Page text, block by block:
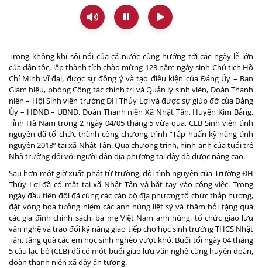
Trong không khí sôi nổi của cả nước cùng hướng tới các ngày lễ lớn
của dân tộc, lập thành tích chào mừng 123 năm ngày sinh Chủ tịch Hồ
Chí Minh vĩ đại, được sự đồng ý và tạo điều kiện của Đảng Ủy – Ban
Giám hiệu, phòngCông tác chính trị và Quản lý sinh viên, Đoàn Thanh
niên – Hội Sinh viên trường ĐH Thủy Lợi và được sự giúp đỡ của Đảng
Ủy – HĐND – UBND, Đoàn Thanh niên Xã Nhật Tân, Huyện Kim Bảng,
Tỉnh Hà Nam trong 2 ngày 04/05tháng 5 vừa qua, CLB Sinh viên tình
nguyện đã tổ chức thành công chương trình “Tập huấn kỹ năng tình
nguyện 2013” tạixã Nhật Tân. Qua chương trình, hình ảnh của tuổi trẻ
Nhà trường đối với người dân địa phương tại đây đã được nâng cao.
Sau hơn một giờ xuất phát từ trường, đội tình nguyện của Trường ĐH
Thủy Lợi đã có mặt tại xã Nhật Tân và bắt tay vào công việc. Trong
ngày đầu tiên đội đã cùng các cán bộ địa phươngtổ chức thắp hương,
đặt vòng hoa tưởng niệm các anh hùng liệt sỹ và thăm hỏi tặng quà
cácgia đìnhchính sách, bà mẹ Việt Nam anh hùng, tổ chức giao lưu
văn nghệ và trao đổi kỹ năng giao tiếp cho học sinh trường THCS Nhật
Tân, tặng quà các em học sinh nghèo vượt khó. Buổi tối ngày 04 tháng
5 câu lạc bộ (CLB) đã có một buổi giao lưu văn nghệ cùng huyện đoàn,
đoàn thanh niên xã đầy ấn tượng.